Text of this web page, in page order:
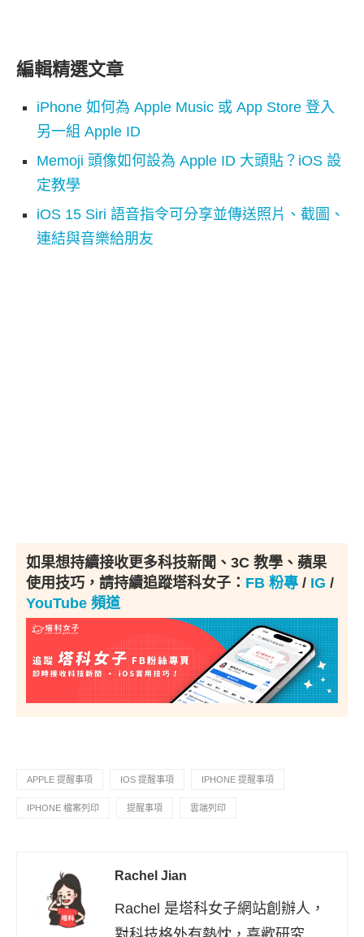
編輯精選文章
iPhone 如何為 Apple Music 或 App Store 登入
另一組 Apple ID
Memoji 頭像如何設為 Apple ID 大頭貼？iOS 設
定教學
iOS 15 Siri 語音指令可分享並傳送照片、截圖、
連結與音樂給朋友
如果想持續接收更多科技新聞、3C 教學、蘋果
使用技巧，請持續追蹤塔科女子： FB 粉專 / IG /
YouTube 頻道
APPLE 提醒事項 IOS 提醒事項 IPHONE 提醒事項
IPHONE 檔案列印 提醒事項 雲端列印
Rachel Jian
Rachel 是塔科女子網站創辦人，